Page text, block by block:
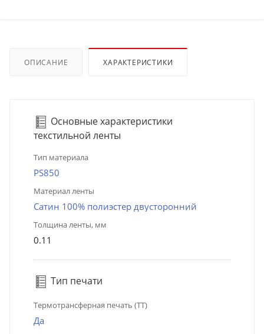
ОПИСАНИЕ ХАРАКТЕРИСТИКИ
Основные характеристики
текстильной ленты
Тип материала
PS850
Материал ленты
Сатин 100% полиэстер двусторонний
Толщина ленты, мм
0.11
Тип печати
Термотрансферная печать (ТТ)
Да